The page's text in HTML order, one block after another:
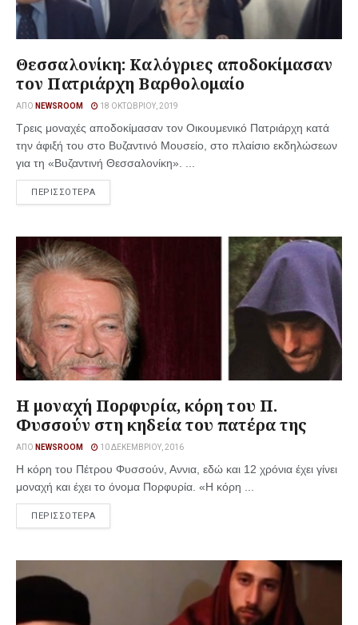
Θεσσαλονίκη: Καλόγριες αποδοκίμασαν
τον Πατριάρχη Βαρθολομαίο
ΑΠΌ NEWSROOM 18 ΟΚΤΩΒΡΊΟΥ, 2019
Τρεις μοναχές αποδοκίμασαν τον Οικουμενικό Πατριάρχη κατά
την άφιξή του στο Βυζαντινό Μουσείο, στο πλαίσιο εκδηλώσεων
για τη «Βυζαντινή Θεσσαλονίκη». ...
ΠΕΡΙΣΣΟΤΕΡΑ
Η μοναχή Πορφυρία, κόρη του Π.
Φυσσούν στη κηδεία του πατέρα της
ΑΠΌ NEWSROOM 10 ΔΕΚΕΜΒΡΊΟΥ, 2016
Η κόρη του Πέτρου Φυσσούν, Αννια, εδώ και 12 χρόνια έχει γίνει
μοναχή και έχει το όνομα Πορφυρία. «Η κόρη ...
ΠΕΡΙΣΣΟΤΕΡΑ